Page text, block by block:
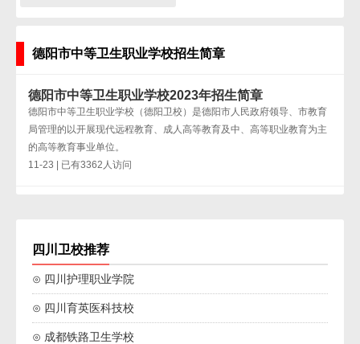
德阳市中等卫生职业学校招生简章
德阳市中等卫生职业学校2023年招生简章
德阳市中等卫生职业学校（德阳卫校）是德阳市人民政府领导、市教育
局管理的以开展现代远程教育、成人高等教育及中、高等职业教育为主
的高等教育事业单位。
11-23 | 已有3362人访问
四川卫校推荐
⊙ 四川护理职业学院
⊙ 四川育英医科技校
⊙ 成都铁路卫生学校